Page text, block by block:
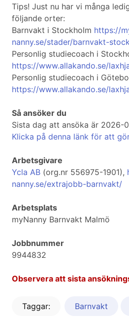
Tips! Just nu har vi många
följande orter:
Barnvakt i Stockholm https://
nanny.se/stader/barnvakt-
Personlig studiecoach i
https://www.allakando.se/
Personlig studiecoach i
https://www.allakando.se/
Så ansöker du
Sista dag att ansöka är 2026-
Klicka på denna länk för att
Arbetsgivare
Ycla AB (org.nr 556975-1901),
nanny.se/extrajobb-barnvakt/
Arbetsplats
myNanny Barnvakt Malmö
Jobbnummer
9944832
Observera att sista
Taggar: Barnvakt